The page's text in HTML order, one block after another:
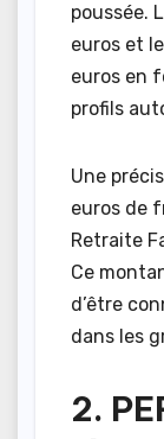
poussée.
euros et
euros en
profils
Une
euros de
Retraite
Ce
d’être
dans les
2.